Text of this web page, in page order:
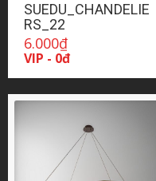
SUEDU_CHANDELIE
RS_22
6.000₫
VIP - 0đ